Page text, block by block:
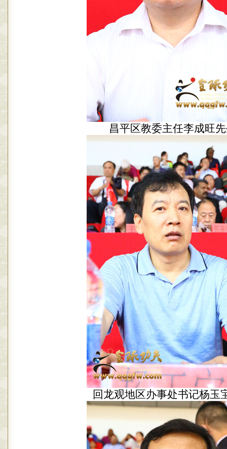
昌平区教委主任李成旺
回龙观地区办事处书记杨玉